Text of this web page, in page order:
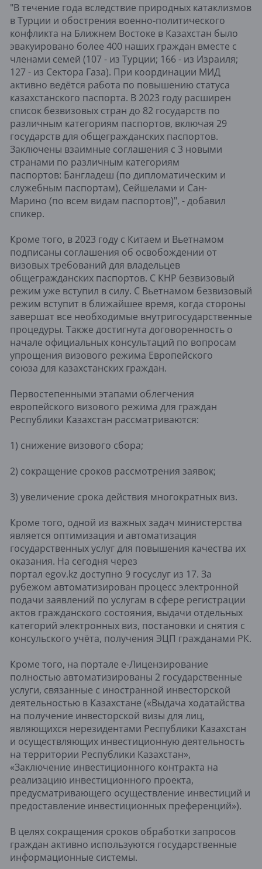
"В течение года вследствие природных катаклизмов
в Турции и обострения военно-политического
конфликта на Ближнем Востоке в Казахстан было
эвакуировано более 400 наших граждан вместе с
членами семей (107 - из Турции; 166 - из Израиля;
127 - из Сектора Газа). При координации МИД
активно ведётся работа по повышению статуса
казахстанского паспорта. В 2023 году расширен
список безвизовых стран до 82 государств по
различным категориям паспортов, включая 29
государств для общегражданских паспортов.
Заключены взаимные соглашения с 3 новыми
странами по различным категориям
паспортов: Бангладеш (по дипломатическим и
служебным паспортам), Сейшелами и Сан-
Марино (по всем видам паспортов)", - добавил
спикер.
Кроме того, в 2023 году с Китаем и Вьетнамом
подписаны соглашения об освобождении от
визовых требований для владельцев
общегражданских паспортов. С КНР безвизовый
режим уже вступил в силу. С Вьетнамом безвизовый
режим вступит в ближайшее время, когда стороны
завершат все необходимые внутригосударственные
процедуры. Также достигнута договоренность о
начале официальных консультаций по вопросам
упрощения визового режима Европейского
союза для казахстанских граждан.
Первостепенными этапами облегчения
европейского визового режима для граждан
Республики Казахстан рассматриваются:
1) снижение визового сбора;
2) сокращение сроков рассмотрения заявок;
3) увеличение срока действия многократных виз.
Кроме того, одной из важных задач министерства
является оптимизация и автоматизация
государственных услуг для повышения качества их
оказания. На сегодня через
портал egov.kz доступно 9 госуслуг из 17. За
рубежом автоматизирован процесс электронной
подачи заявлений по услугам в сфере регистрации
актов гражданского состояния, выдачи отдельных
категорий электронных виз, постановки и снятия с
консульского учёта, получения ЭЦП гражданами РК.
Кроме того, на портале е-Лицензирование
полностью автоматизированы 2 государственные
услуги, связанные с иностранной инвесторской
деятельностью в Казахстане («Выдача ходатайства
на получение инвесторской визы для лиц,
являющихся нерезидентами Республики Казахстан
и осуществляющих инвестиционную деятельность
на территории Республики Казахстан»,
«Заключение инвестиционного контракта на
реализацию инвестиционного проекта,
предусматривающего осуществление инвестиций и
предоставление инвестиционных преференций»).
В целях сокращения сроков обработки запросов
граждан активно используются государственные
информационные системы.